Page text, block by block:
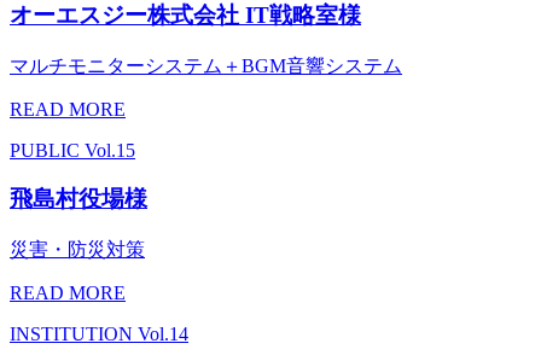
オーエスジー株式会社 IT戦略室様
マルチモニターシステム＋BGM音響システム
READ MORE
PUBLIC Vol.15
飛島村役場様
災害・防災対策
READ MORE
INSTITUTION Vol.14